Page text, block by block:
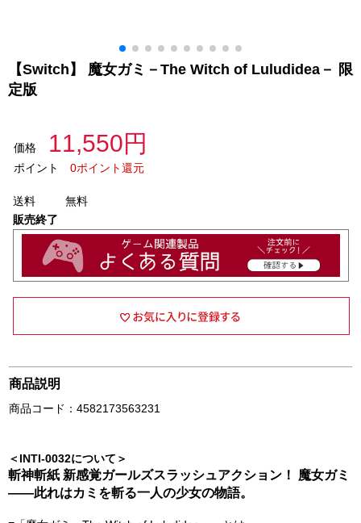
【Switch】 魔女ガミ－The Witch of Luludidea－ 限
定版
価格 11,550円
ポイント 0ポイント還元
送料
無料
販売終了
商品説明
商品コード：4582173563231
＜INTI-0032について＞
斬神斬紙 新感覚ガールズスラッシュアクション！ 魔女ガミ
――此れはカミを斬る一人の少女の物語。